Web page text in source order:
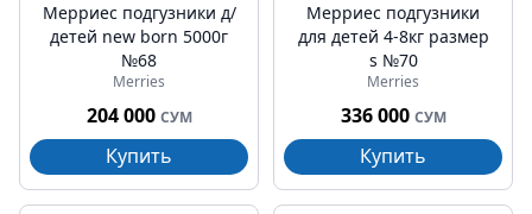
Мерриес подгузники д/
детей new born 5000г
№68
Merries
204 000 СУМ
Купить
Мерриес подгузники
для детей 4-8кг размер
s №70
Merries
336 000 СУМ
Купить